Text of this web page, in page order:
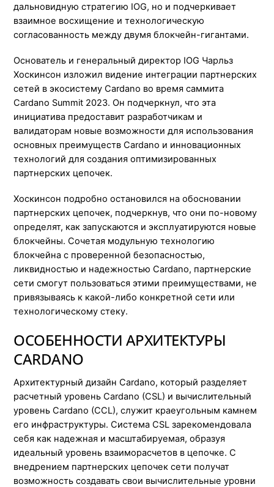
дальновидную стратегию IOG, но и подчеркивает
взаимное восхищение и технологическую
согласованность между двумя блокчейн-гигантами.
Основатель и генеральный директор IOG Чарльз
Хоскинсон изложил видение интеграции партнерских
сетей в экосистему Cardano во время саммита
Cardano Summit 2023. Он подчеркнул, что эта
инициатива предоставит разработчикам и
валидаторам новые возможности для использования
основных преимуществ Cardano и инновационных
технологий для создания оптимизированных
партнерских цепочек.
Хоскинсон подробно остановился на обосновании
партнерских цепочек, подчеркнув, что они по-новому
определят, как запускаются и эксплуатируются новые
блокчейны. Сочетая модульную технологию
блокчейна с проверенной безопасностью,
ликвидностью и надежностью Cardano, партнерские
сети смогут пользоваться этими преимуществами, не
привязываясь к какой-либо конкретной сети или
технологическому стеку.
ОСОБЕННОСТИ АРХИТЕКТУРЫ
CARDANO
Архитектурный дизайн Cardano, который разделяет
расчетный уровень Cardano (CSL) и вычислительный
уровень Cardano (CCL), служит краеугольным камнем
его инфраструктуры. Система CSL зарекомендовала
себя как надежная и масштабируемая, образуя
идеальный уровень взаиморасчетов в цепочке. С
внедрением партнерских цепочек сети получат
возможность создавать свои вычислительные уровни